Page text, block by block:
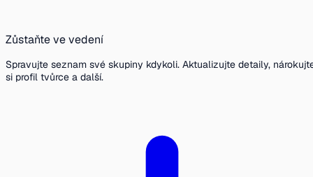
Zůstaňte ve vedení
Spravujte seznam své skupiny kdykoli. Aktualizujte detaily,
si profil tvůrce a další.